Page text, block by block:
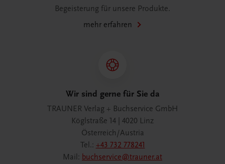
Begeisterung für unsere Produkte.
mehr erfahren
Wir sind gerne für Sie da
TRAUNER Verlag + Buchservice GmbH
Köglstraße 14 | 4020 Linz
Österreich/Austria
Tel.: +43 732 778241
Mail: buchservice@trauner.at